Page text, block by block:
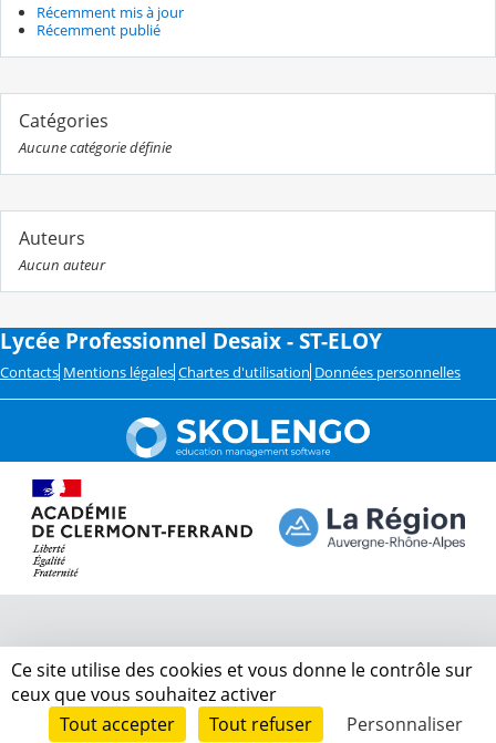
Récemment mis à jour
Récemment publié
Catégories
Aucune catégorie définie
Auteurs
Aucun auteur
Lycée Professionnel Desaix - ST-ELOY
Contacts Mentions légales Chartes d'utilisation Données personnelles
Ce site utilise des cookies et vous donne le contrôle sur
ceux que vous souhaitez activer
Tout accepter
Tout refuser Personnaliser